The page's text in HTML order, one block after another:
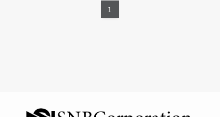
施工事例
フロアコーティングの施工事例
1